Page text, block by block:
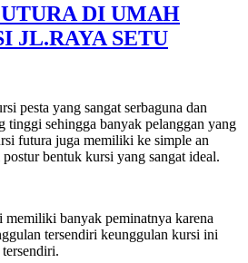
DI UMAH
JL.RAYA SETU
pesta yang sangat serbaguna dan
sehingga banyak pelanggan yang
futura juga memiliki ke simple an
bentuk kursi yang sangat ideal.
banyak peminatnya karena
tersendiri keunggulan kursi ini